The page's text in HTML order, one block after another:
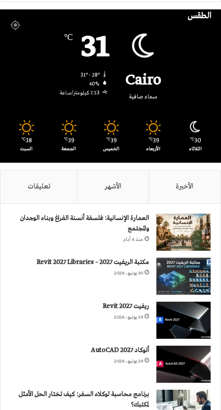
الطقس
Cairo
سماء صافية
31
℃
40%
7.53 كيلومتر/ساعة
30
℃
الثلاثاء
39
℃
الأربعاء
39
℃
الخميس
39
℃
الجمعة
38
℃
السبت
الأخيرة الأشهر تعليقات
العمارة الإنسانية: فلسفة أنسنة الفراغ وبناء الوجدان
والمجتمع
منذ 4 أيام
مكتبة الريفيت 2027 – Revit 2027 Libraries
30 يونيو، 2026
ريفيت 2027 Revit
29 يونيو، 2026
أتوكاد 2027 AutoCAD
29 يونيو، 2026
برنامج محاسبة لوكلاء السفر: كيف تختار الحل الأمثل
لمكتبك؟